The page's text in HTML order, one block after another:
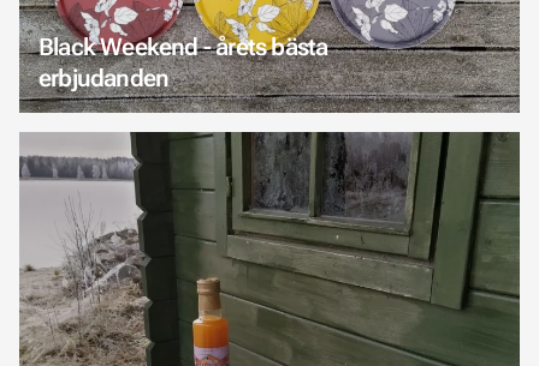
Black Weekend - årets bästa
erbjudanden